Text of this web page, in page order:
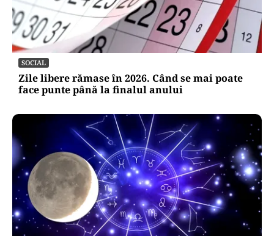
SOCIAL
Zile libere rămase în 2026. Când se mai poate
face punte până la finalul anului